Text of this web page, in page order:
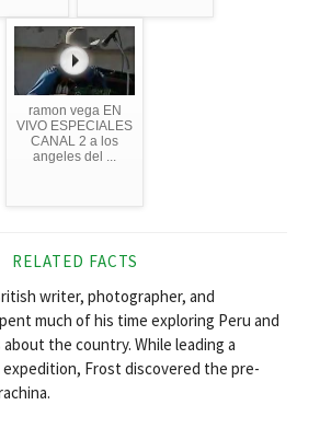
ramon vega EN
VIVO ESPECIALES
CANAL 2 a los
angeles del ...
RELATED FACTS
writer, photographer, and
much of his time exploring Peru and
the country. While leading a
expedition, Frost discovered the pre-